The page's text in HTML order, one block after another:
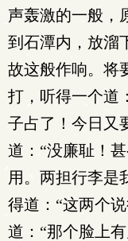
声轰激的一般，
到石潭内，放溜
故这般作响。将
打，听得一个道
子占了！今日又
道：“没廉耻！
用。两担行李是
得道：“这两个
道：“那个脸上